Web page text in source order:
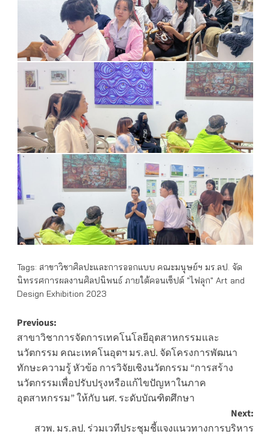
Tags: สาขาวิชาศิลปะและการออกแบบ คณะมนุษย์ฯ มร.ลป. จัด
นิทรรศการผลงานศิลปนิพนธ์ ภายใต้คอนเซ็ปต์ "ไฟลุก" Art and
Design Exhibition 2023
Post
navigation
Previous:
สาขาวิชาการจัดการเทคโนโลยีอุตสาหกรรมและ
นวัตกรรม คณะเทคโนอุตฯ มร.ลป. จัดโครงการพัฒนา
ทักษะความรู้ หัวข้อ การวิจัยเชิงนวัตกรรม “การสร้าง
นวัตกรรมเพื่อปรับปรุงหรือแก้ไขปัญหาในภาค
อุตสาหกรรม” ให้กับ นศ. ระดับบัณฑิตศึกษา
Next:
สวพ. มร.ลป. ร่วมเวทีประชุมชี้แจงแนวทางการบริหาร